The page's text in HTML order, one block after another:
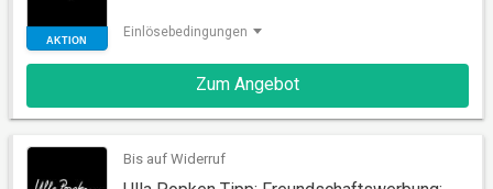
Einlösebedingungen
Zum Angebot
Bis auf Widerruf